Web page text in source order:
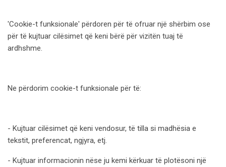
'Cookie-t funksionale' përdoren për të ofruar një shërbim ose
për të kujtuar cilësimet që keni bërë për vizitën tuaj të
ardhshme.
Ne përdorim cookie-t funksionale për të:
- Kujtuar cilësimet që keni vendosur, të tilla si madhësia e
tekstit, preferencat, ngjyra, etj.
- Kujtuar informacionin nëse ju kemi kërkuar të plotësoni një